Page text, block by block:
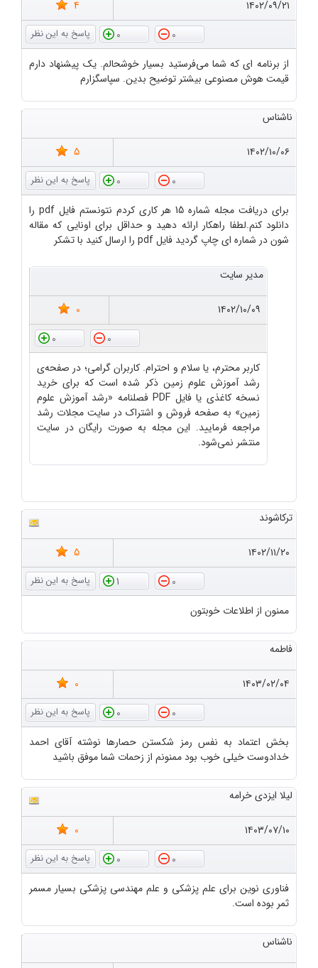
۱۴۰۲/۰۹/۲۱
4
0
0
از برنامه ای که شما می‌فرستید بسیار خوشحالم. یک پیشنهاد دارم
قیمت هوش مصنوعی بیشتر توضیح بدین. سپاسگزارم
ناشناس
۱۴۰۲/۱۰/۰۶
5
0
0
برای دریافت مجله شماره 15 هر کاری کردم نتونستم فایل pdf را
دانلود کنم.لطفا راهکار ارائه دهید و حداقل برای اونایی که مقاله
شون در شماره ای چاپ گردید فایل pdf را ارسال کنید با تشکر
مدیر سایت
۱۴۰۲/۱۰/۰۹
0
0
0
کاربر محترم، یا سلام و احترام. کاربران گرامی؛ در صفحه‌ی
رشد آموزش علوم زمین ذکر شده است که برای خرید
نسخه کاغذی یا فایل PDF فصلنامه «رشد آموزش علوم
زمین» به صفحه فروش و اشتراک در سایت مجلات رشد
مراجعه فرمایید. این مجله به صورت رایگان در سایت
منتشر نمی‌شود.
ترکاشوند
۱۴۰۲/۱۱/۲۰
5
0
1
ممنون از اطلاعات خوبتون
فاطمه
۱۴۰۳/۰۲/۰۴
0
0
0
بخش اعتماد به نفس رمز شکستن حصارها نوشته آقای احمد
خدادوست خیلی خوب بود ممنونم از زحمات شما موفق باشید
لیلا ایزدی خرامه
۱۴۰۳/۰۷/۱۰
0
0
0
فناوری نوین برای علم پزشکی و علم مهندسی پزشکی بسیار مسمر
ثمر بوده است.
ناشناس